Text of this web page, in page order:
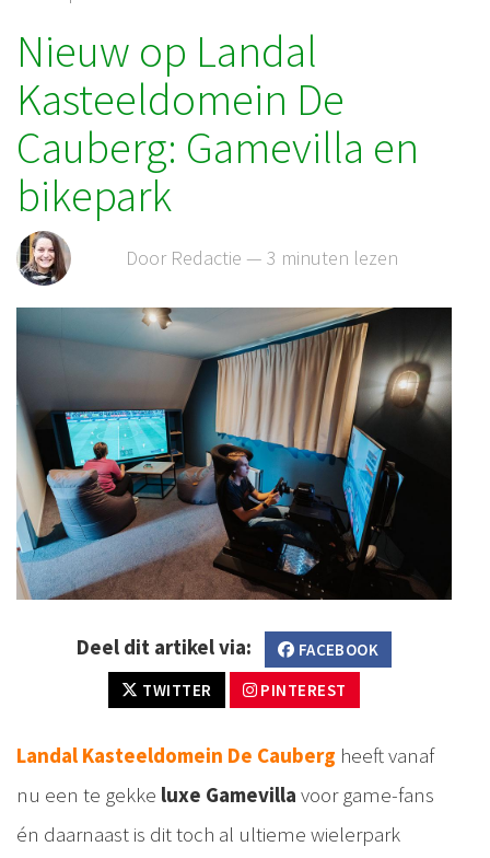
Nieuw op Landal
Kasteeldomein De
Cauberg: Gamevilla en
bikepark
Door Redactie — 3 minuten lezen
Deel dit artikel via:
FACEBOOK
TWITTER
PINTEREST
Landal Kasteeldomein De Cauberg heeft vanaf
nu een te gekke luxe Gamevilla voor game-fans
én daarnaast is dit toch al ultieme wielerpark